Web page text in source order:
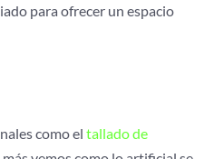
para ofrecer un espacio
como el tallado de